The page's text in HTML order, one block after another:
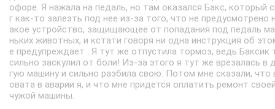
офоре. Я нажала на педаль, но там оказался Бакс, который
г как-то залезть под нее из-за того, что не предусмотрено
акое устройство, защищающее от попадания под педаль
ньких животных, и кстати говоря ни одна инструкция об
е предупреждает . Я тут же отпустила тормоз, ведь Баксик
сильно заскулил от боли! Из-за этого я тут же врезалась в
гую машину и сильно разбила свою. Потом мне сказали, что
овата в аварии я, и что мне придется оплатить ремонт
чужой машины.